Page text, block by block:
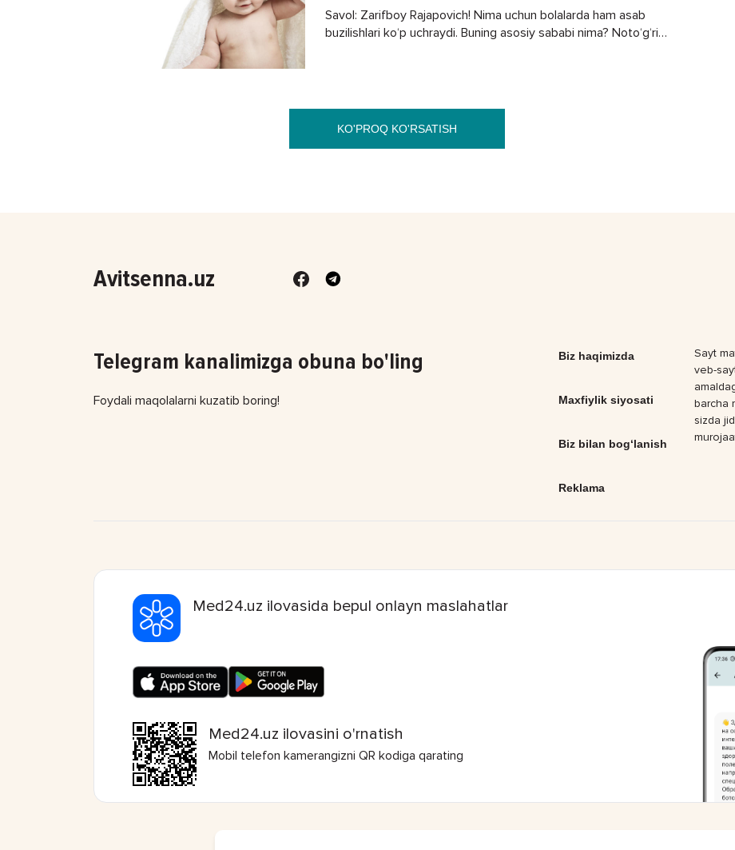
Savol: Zarifboy Rajapovich! Nima uchun bolalarda ham asab
buzilishlari ko‘p uchraydi. Buning asosiy sababi nima? Noto‘g‘ri
KO'PROQ KO'RSATISH
Avitsenna.uz
Telegram kanalimizga obuna bo'ling
Foydali maqolalarni kuzatib boring!
Biz haqimizda
Maxfiylik siyosati
Biz bilan bog‘lanish
Reklama
Sayt
veb-
barcha
sizda
Med24.uz ilovasida bepul onlayn maslahatlar
Med24.uz ilovasini o'rnatish
Mobil telefon kamerangizni QR kodiga qarating